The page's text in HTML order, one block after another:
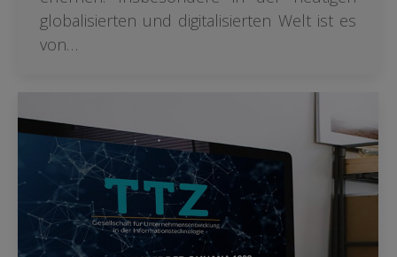
globalisierten und digitalisierten Welt ist es
von…